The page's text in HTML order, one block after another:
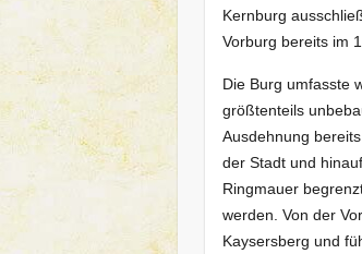
Kernburg
Vorburg bereits im
Die Burg umfasste
größtenteils
Ausdehnung
der Stadt und
Ringmauer
werden. Von der
Kaysersberg und